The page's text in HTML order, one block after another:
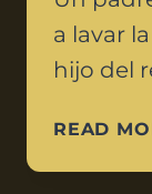
a lavar
hijo del
READ